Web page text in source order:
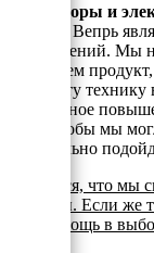
Генераторы и
техника Вепрь
направлений. Мы
реализуем
знают эту
постоянное
того, чтобы мы
оптимально
Надеемся, что мы
вопросы. Если же
или помощь в